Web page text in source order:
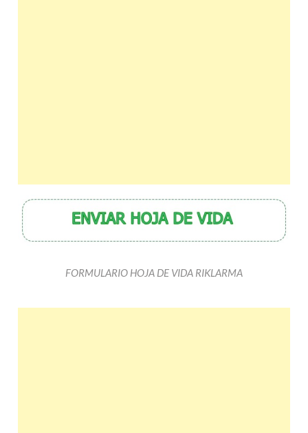
FORMULARIO HOJA DE VIDA RIKLARMA